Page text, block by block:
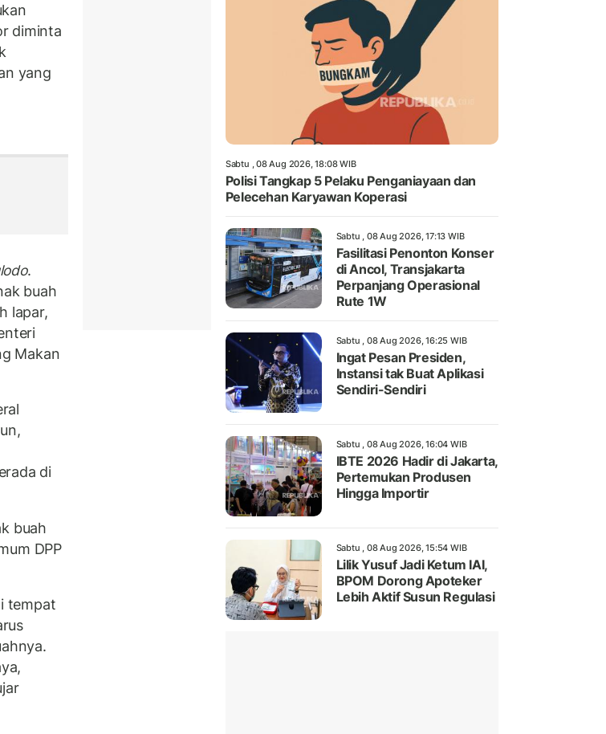
diminta
yang
.
buah
lapar,
Makan
di
buah
DPP
tempat
Sabtu , 08 Aug 2026, 18:08 WIB
Polisi Tangkap 5 Pelaku Penganiayaan dan
Pelecehan Karyawan Koperasi
Sabtu , 08 Aug 2026, 17:13 WIB
Fasilitasi Penonton Konser
di Ancol, Transjakarta
Perpanjang Operasional
Rute 1W
Sabtu , 08 Aug 2026, 16:25 WIB
Ingat Pesan Presiden,
Instansi tak Buat Aplikasi
Sendiri-Sendiri
Sabtu , 08 Aug 2026, 16:04 WIB
IBTE 2026 Hadir di Jakarta,
Pertemukan Produsen
Hingga Importir
Sabtu , 08 Aug 2026, 15:54 WIB
Lilik Yusuf Jadi Ketum IAI,
BPOM Dorong Apoteker
Lebih Aktif Susun Regulasi